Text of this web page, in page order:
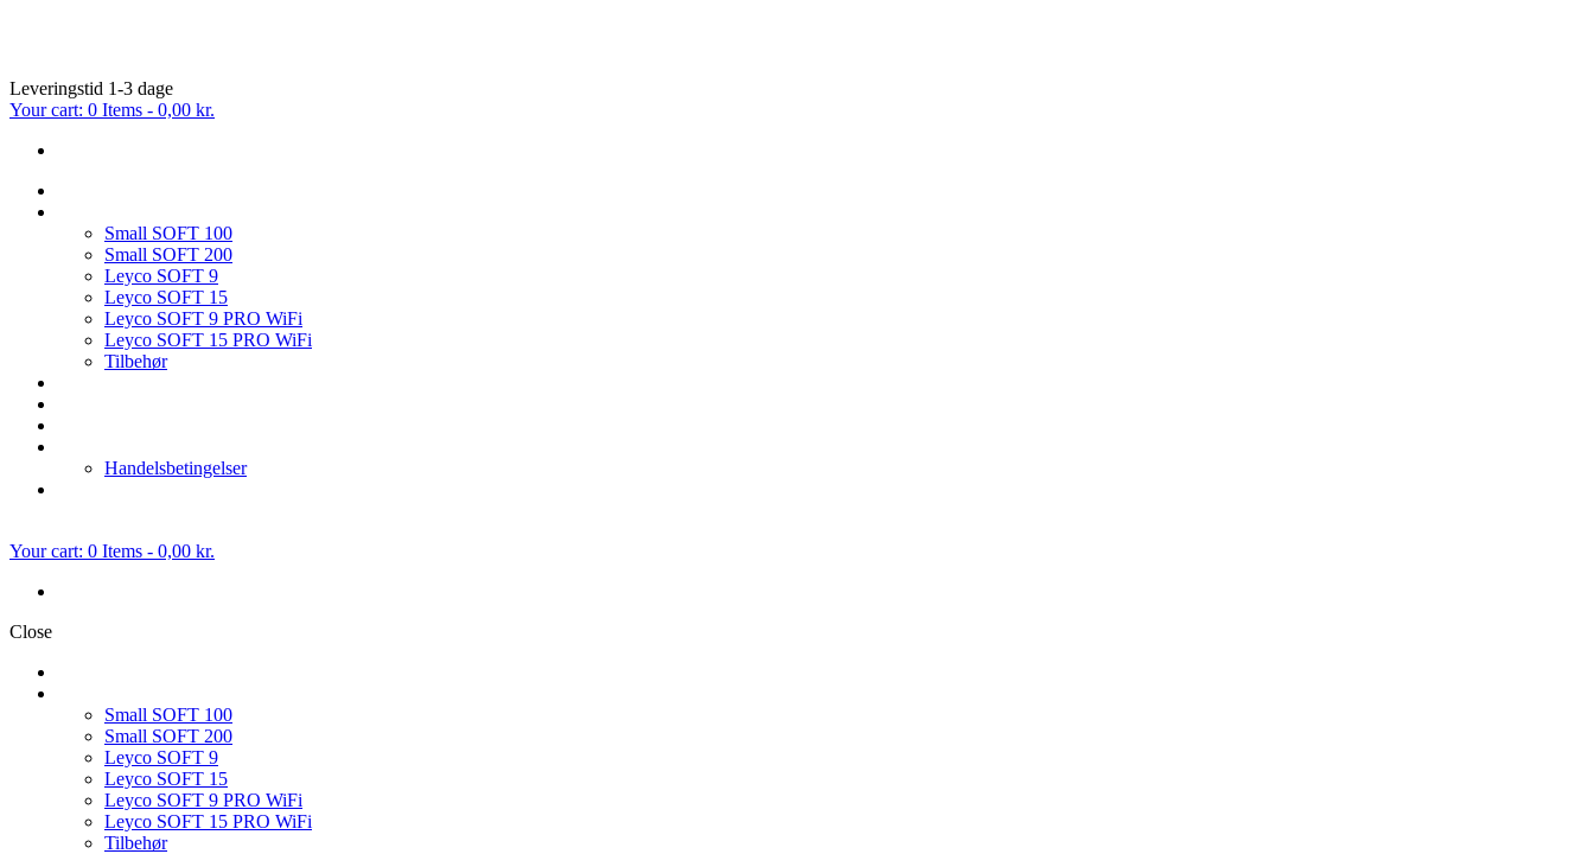
Leveringstid 1-3 dage
Your cart: 0 Items - 0,00 kr.
Small SOFT 100
Small SOFT 200
Leyco SOFT 9
Leyco SOFT 15
Leyco SOFT 9 PRO WiFi
Leyco SOFT 15 PRO WiFi
Tilbehør
Handelsbetingelser
Your cart: 0 Items - 0,00 kr.
Close
Small SOFT 100
Small SOFT 200
Leyco SOFT 9
Leyco SOFT 15
Leyco SOFT 9 PRO WiFi
Leyco SOFT 15 PRO WiFi
Tilbehør